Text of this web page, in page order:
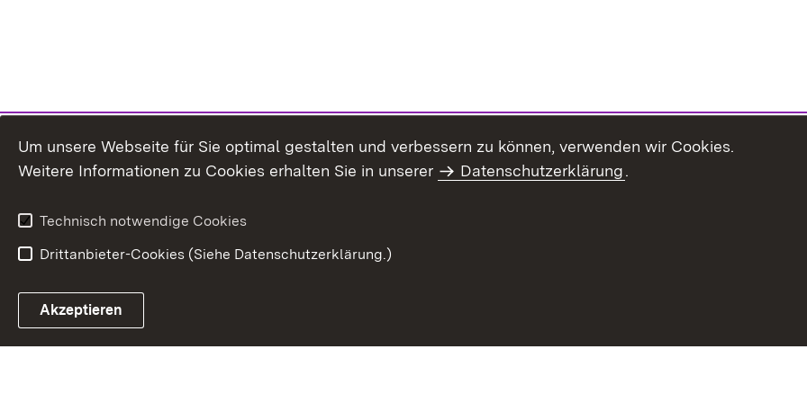
Um unsere Webseite für Sie optimal gestalten und verbessern zu können, verwenden wir Cookies.
Weitere Informationen zu Cookies erhalten Sie in unserer
Datenschutzerklärung.
Technisch notwendige Cookies
Drittanbieter-Cookies (Siehe Datenschutzerklärung.)
Akzeptieren